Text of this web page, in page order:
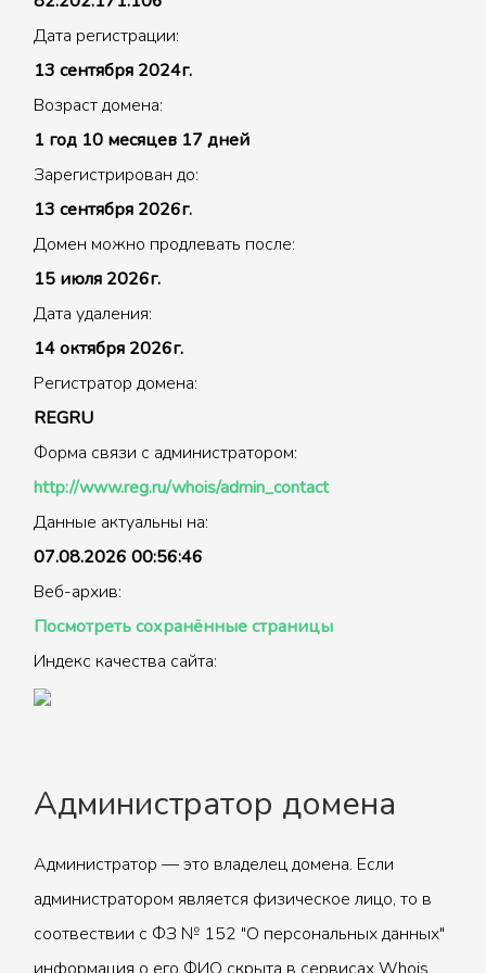
Дата регистрации:
13 сентября 2024г.
Возраст домена:
1 год 10 месяцев 17 дней
Зарегистрирован до:
13 сентября 2026г.
Домен можно продлевать после:
15 июля 2026г.
Дата удаления:
14 октября 2026г.
Регистратор домена:
REGRU
Форма связи с администратором:
http://www.reg.ru/whois/admin_contact
Данные актуальны на:
07.08.2026 00:56:46
Веб-архив:
Посмотреть сохранённые страницы
Индекс качества сайта:
Администратор домена
Администратор — это владелец домена. Если
администратором является физическое лицо, то в
соотвествии с ФЗ № 152 "О персональных данных"